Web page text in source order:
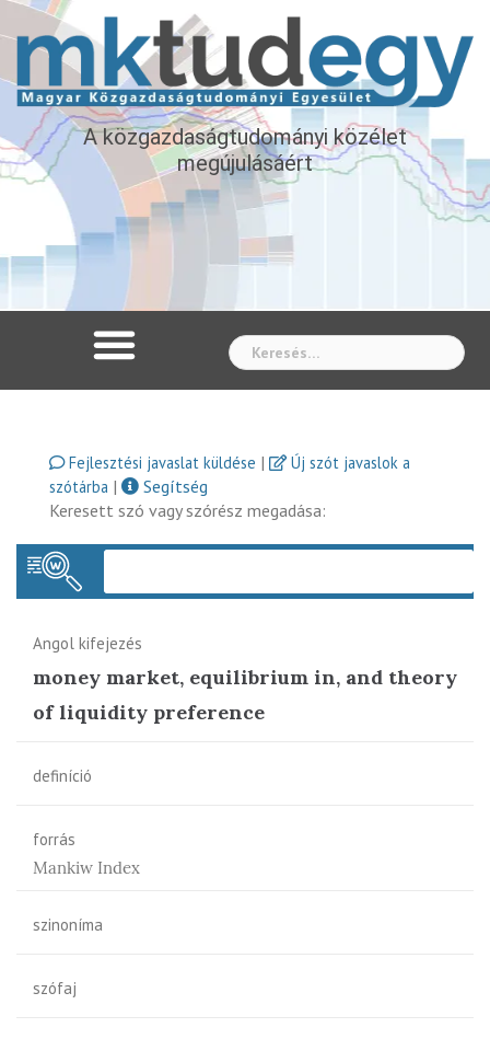
A közgazdaságtudományi közélet
megújulásáért
Fejlesztési javaslat küldése |
Új szót javaslok a
szótárba |
Segítség
Keresett szó vagy szórész megadása:
Angol kifejezés
money market, equilibrium in, and theory
of liquidity preference
definíció
forrás
Mankiw Index
szinoníma
szófaj